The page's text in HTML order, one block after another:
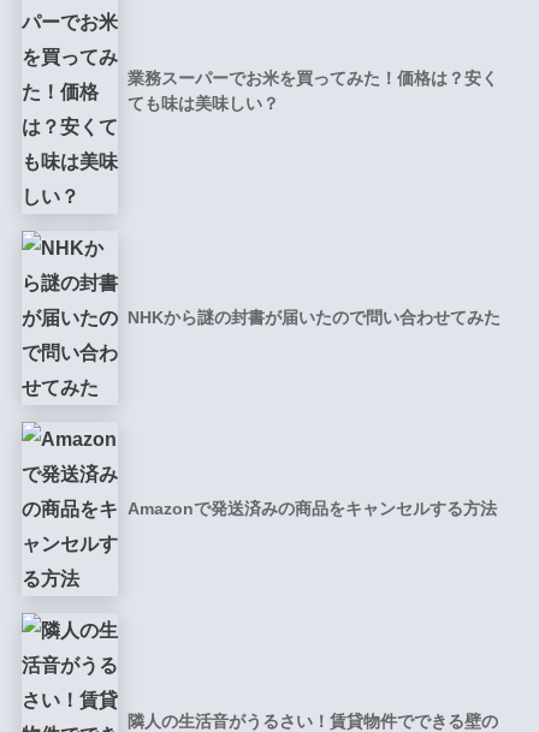
業務スーパーでお米を買ってみた！価格は？安く
ても味は美味しい？
NHKから謎の封書が届いたので問い合わせてみた
Amazonで発送済みの商品をキャンセルする方法
隣人の生活音がうるさい！賃貸物件でできる壁の